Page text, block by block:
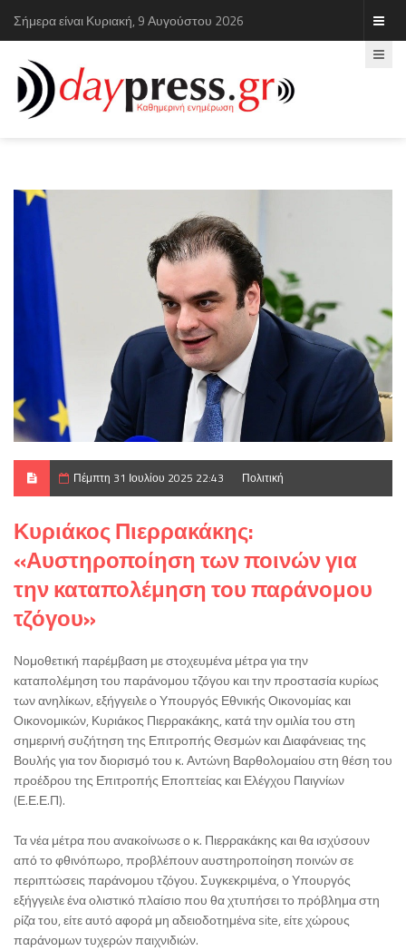
Σήμερα είναι Κυριακή, 9 Αυγούστου 2026
Πέμπτη 31 Ιουλίου 2025 22:43 Πολιτική
Κυριάκος Πιερρακάκης:
«Αυστηροποίηση των ποινών για
την καταπολέμηση του παράνομου
τζόγου»
Νομοθετική παρέμβαση με στοχευμένα μέτρα για την
καταπολέμηση του παράνομου τζόγου και την προστασία κυρίως
των ανηλίκων, εξήγγειλε ο Υπουργός Εθνικής Οικονομίας και
Οικονομικών, Κυριάκος Πιερρακάκης, κατά την ομιλία του στη
σημερινή συζήτηση της Επιτροπής Θεσμών και Διαφάνειας της
Βουλής για τον διορισμό του κ. Αντώνη Βαρθολομαίου στη θέση του
προέδρου της Επιτροπής Εποπτείας και Ελέγχου Παιγνίων
(Ε.Ε.Ε.Π).
Τα νέα μέτρα που ανακοίνωσε ο κ. Πιερρακάκης και θα ισχύσουν
από το φθινόπωρο, προβλέπουν αυστηροποίηση ποινών σε
περιπτώσεις παράνομου τζόγου. Συγκεκριμένα, ο Υπουργός
εξήγγειλε ένα ολιστικό πλαίσιο που θα χτυπήσει το πρόβλημα στη
ρίζα του, είτε αυτό αφορά μη αδειοδοτημένα site, είτε χώρους
παράνομων τυχερών παιχνιδιών.